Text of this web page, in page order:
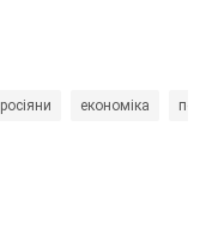
росіяни економіка